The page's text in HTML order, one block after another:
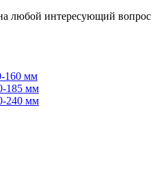
любой интересующий вопрос
160 мм
185 мм
240 мм